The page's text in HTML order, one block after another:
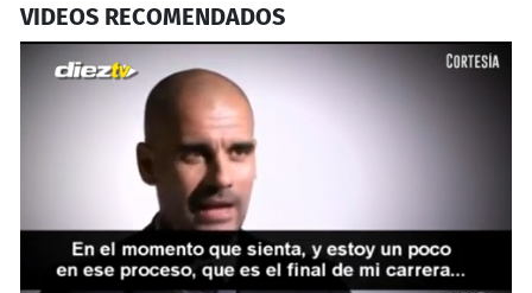
VIDEOS RECOMENDADOS